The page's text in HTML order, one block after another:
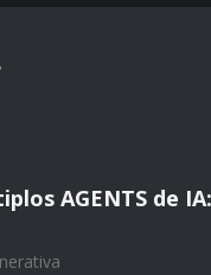
AGENTS de